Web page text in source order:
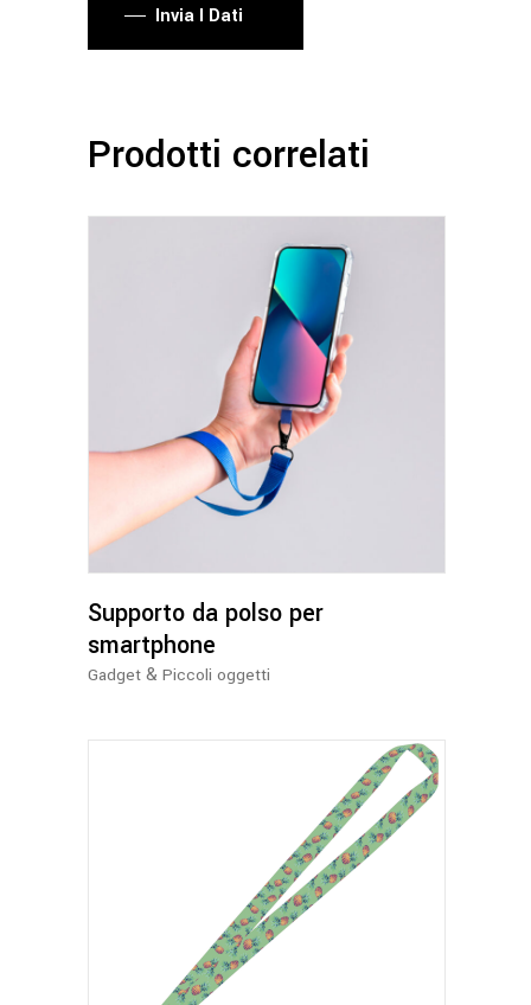
Invia I Dati
Prodotti correlati
Questo
prodotto
ha
più
opzioni
possono
essere
scelte
del
Supporto da polso per
smartphone
Gadget & Piccoli oggetti